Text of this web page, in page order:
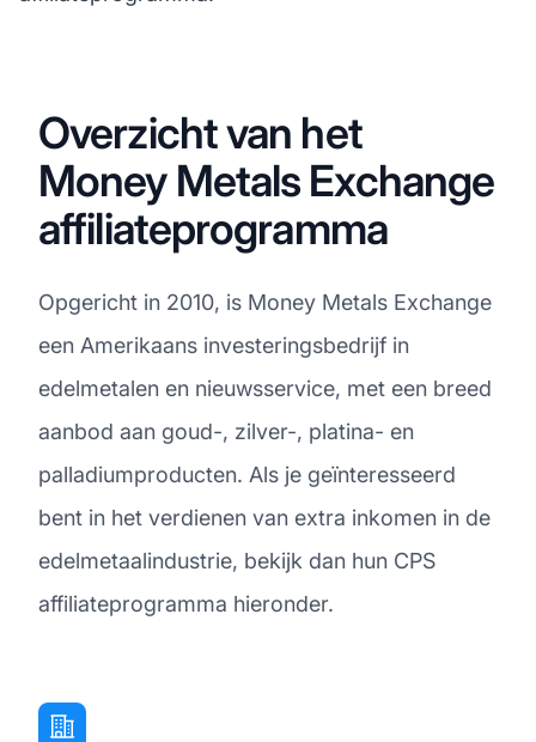
Overzicht van het
Money Metals Exchange
affiliateprogramma
Opgericht in 2010, is Money Metals Exchange
een Amerikaans investeringsbedrijf in
edelmetalen en nieuwsservice, met een breed
aanbod aan goud-, zilver-, platina- en
palladiumproducten. Als je geïnteresseerd
bent in het verdienen van extra inkomen in de
edelmetaalindustrie, bekijk dan hun CPS
affiliateprogramma hieronder.